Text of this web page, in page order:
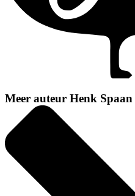
Meer auteur Henk Spaan